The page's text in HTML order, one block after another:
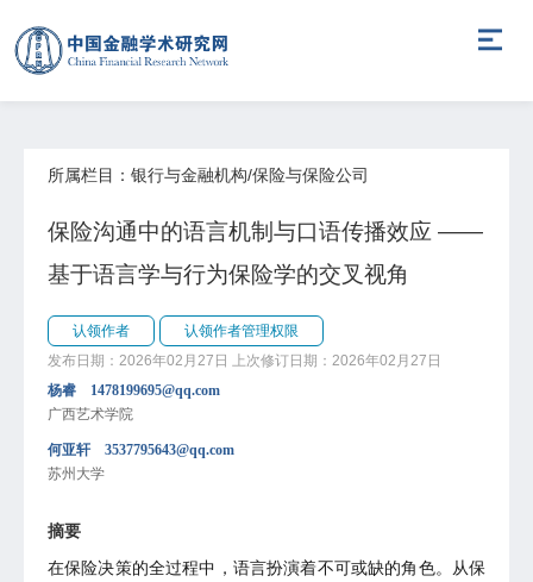
所属栏目：银行与金融机构/保险与保险公司
保险沟通中的语言机制与口语传播效应 ——
基于语言学与行为保险学的交叉视角
认领作者
认领作者管理权限
发布日期：2026年02月27日
上次修订日期：2026年02月27日
杨睿 1478199695@qq.com
广西艺术学院
何亚轩 3537795643@qq.com
苏州大学
摘要
在保险决策的全过程中，语言扮演着不可或缺的角色。从保